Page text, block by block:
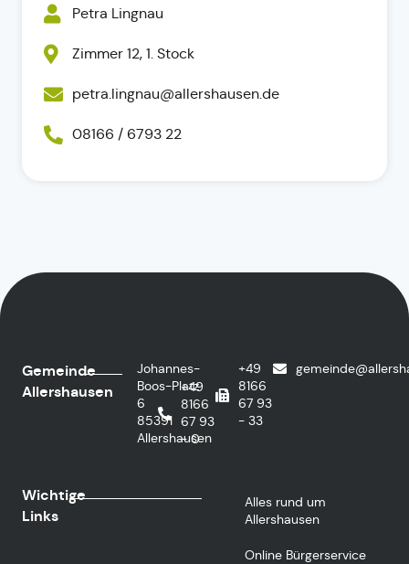
Petra Lingnau
Zimmer 12, 1. Stock
petra.lingnau@allershausen.de
08166 / 6793 22
Gemeinde
Allershausen
Johannes-
Boos-Platz
6
85391
Allershausen
+49
8166
67 93
- 0
+49
8166
67 93
- 33
Wichtige
Links
Alles rund um
Allershausen
Online Bürgerservice